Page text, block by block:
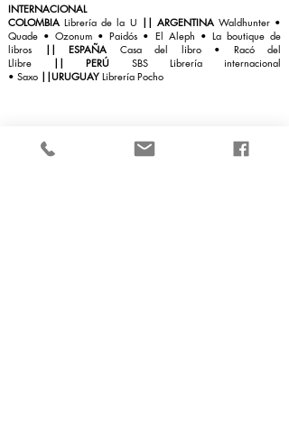
INTERNACIONAL
COLOMBIALibrería de la U | | ARGENTINA Waldhunter•
Quade •Ozonum •Paidós • El Aleph • La boutique de
libros || ESPAÑA Casa del libro
• Racó del
Llibre
|| PERÚ
SBS Librería internacional
• Saxo ||URUGUAY Librería Pocho